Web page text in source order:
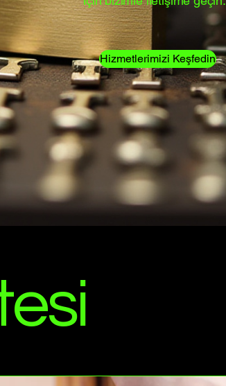
Hizmetlerimizi Keşfedin